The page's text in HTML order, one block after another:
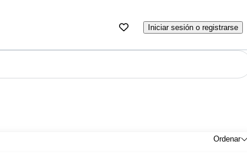
Iniciar sesión o registrarse
Ordenar